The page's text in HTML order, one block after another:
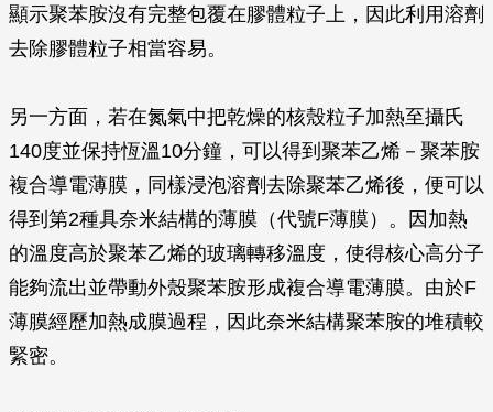
顯示聚苯胺沒有完整包覆在膠體粒子上，因此利用溶劑
去除膠體粒子相當容易。
另一方面，若在氮氣中把乾燥的核殼粒子加熱至攝氏
140度並保持恆溫10分鐘，可以得到聚苯乙烯－聚苯胺
複合導電薄膜，同樣浸泡溶劑去除聚苯乙烯後，便可以
得到第2種具奈米結構的薄膜（代號F薄膜）。因加熱
的溫度高於聚苯乙烯的玻璃轉移溫度，使得核心高分子
能夠流出並帶動外殼聚苯胺形成複合導電薄膜。由於F
薄膜經歷加熱成膜過程，因此奈米結構聚苯胺的堆積較
緊密。